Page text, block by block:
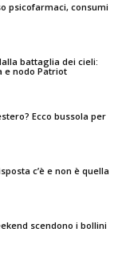
psicofarmaci, consumi
battaglia dei cieli:
e nodo Patriot
Ecco bussola per
c’è e non è quella
scendono i bollini